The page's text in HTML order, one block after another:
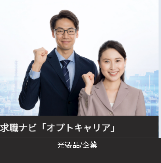
光製品/企業